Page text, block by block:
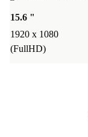
15.6 "
1920 x 1080
(FullHD)